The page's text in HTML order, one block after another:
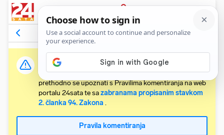
PRIJAVA
Komentari41 Relevantni
Važna obavijest:
Svaki korisnik koji želi komentirati članke obvezan je
prethodno se upoznati s Pravilima komentiranja na web
portalu 24sata te sazabranama propisanim stavkom
2. članka 94. Zakona .
Pravila komentiranja